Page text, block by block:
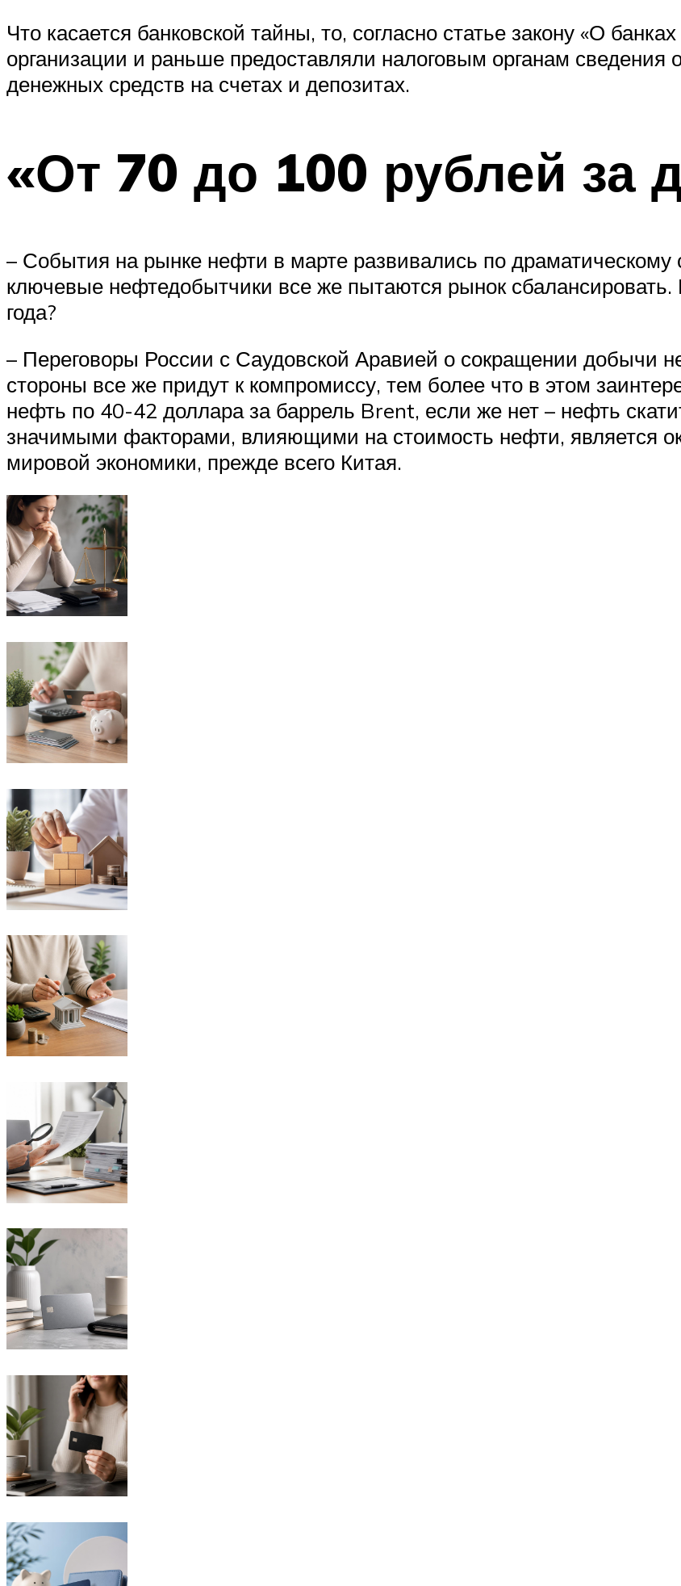
Что касается банковской тайны, то, согласно статье закону «О
организации и раньше предоставляли налоговым органам сведения
денежных средств на счетах и депозитах.
«От 70 до 100 рублей за
– События на рынке нефти в марте развивались по
ключевые нефтедобытчики все же пытаются рынок
года?
– Переговоры России с Саудовской Аравией о сокращении добычи
стороны все же придут к компромиссу, тем более что в этом
нефть по 40-42 доллара за баррель Brent, если же нет – нефть
значимыми факторами, влияющими на стоимость нефти, является
мировой экономики, прежде всего Китая.